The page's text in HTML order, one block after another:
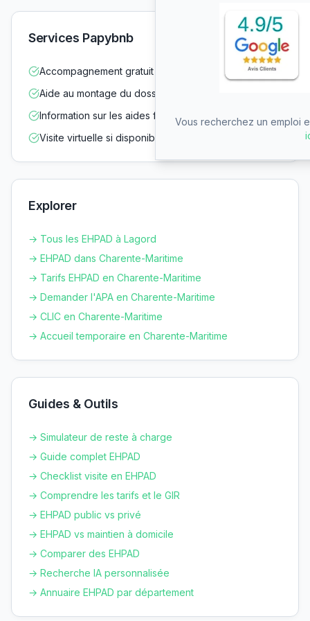
Services Papybnb
Accompagnement gratuit dans vos démarches
Aide au montage du dossier d'admission
Information sur les aides financières
Visite virtuelle si disponible
Explorer
→ Tous les EHPAD à Lagord
→ EHPAD dans Charente-Maritime
→ Tarifs EHPAD en Charente-Maritime
→ Demander l'APA en Charente-Maritime
→ CLIC en Charente-Maritime
→ Accueil temporaire en Charente-Maritime
Guides & Outils
→ Simulateur de reste à charge
→ Guide complet EHPAD
→ Checklist visite en EHPAD
→ Comprendre les tarifs et le GIR
→ EHPAD public vs privé
→ EHPAD vs maintien à domicile
→ Comparer des EHPAD
→ Recherche IA personnalisée
→ Annuaire EHPAD par département
Vous recherchez un emploi